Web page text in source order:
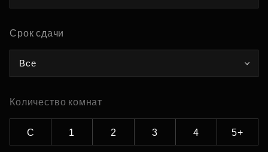
Срок сдачи
Все
Количество комнат
С 1 2 3 4 5+